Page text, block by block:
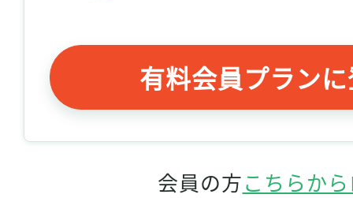
有料会員プラン
会員の方こちらか